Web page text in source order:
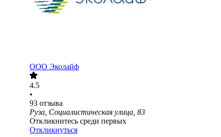
ООО Эколайф
4.5
•
93 отзыва
Руза, Социалистическая улица, 83
Откликнитесь среди первых
Откликнуться